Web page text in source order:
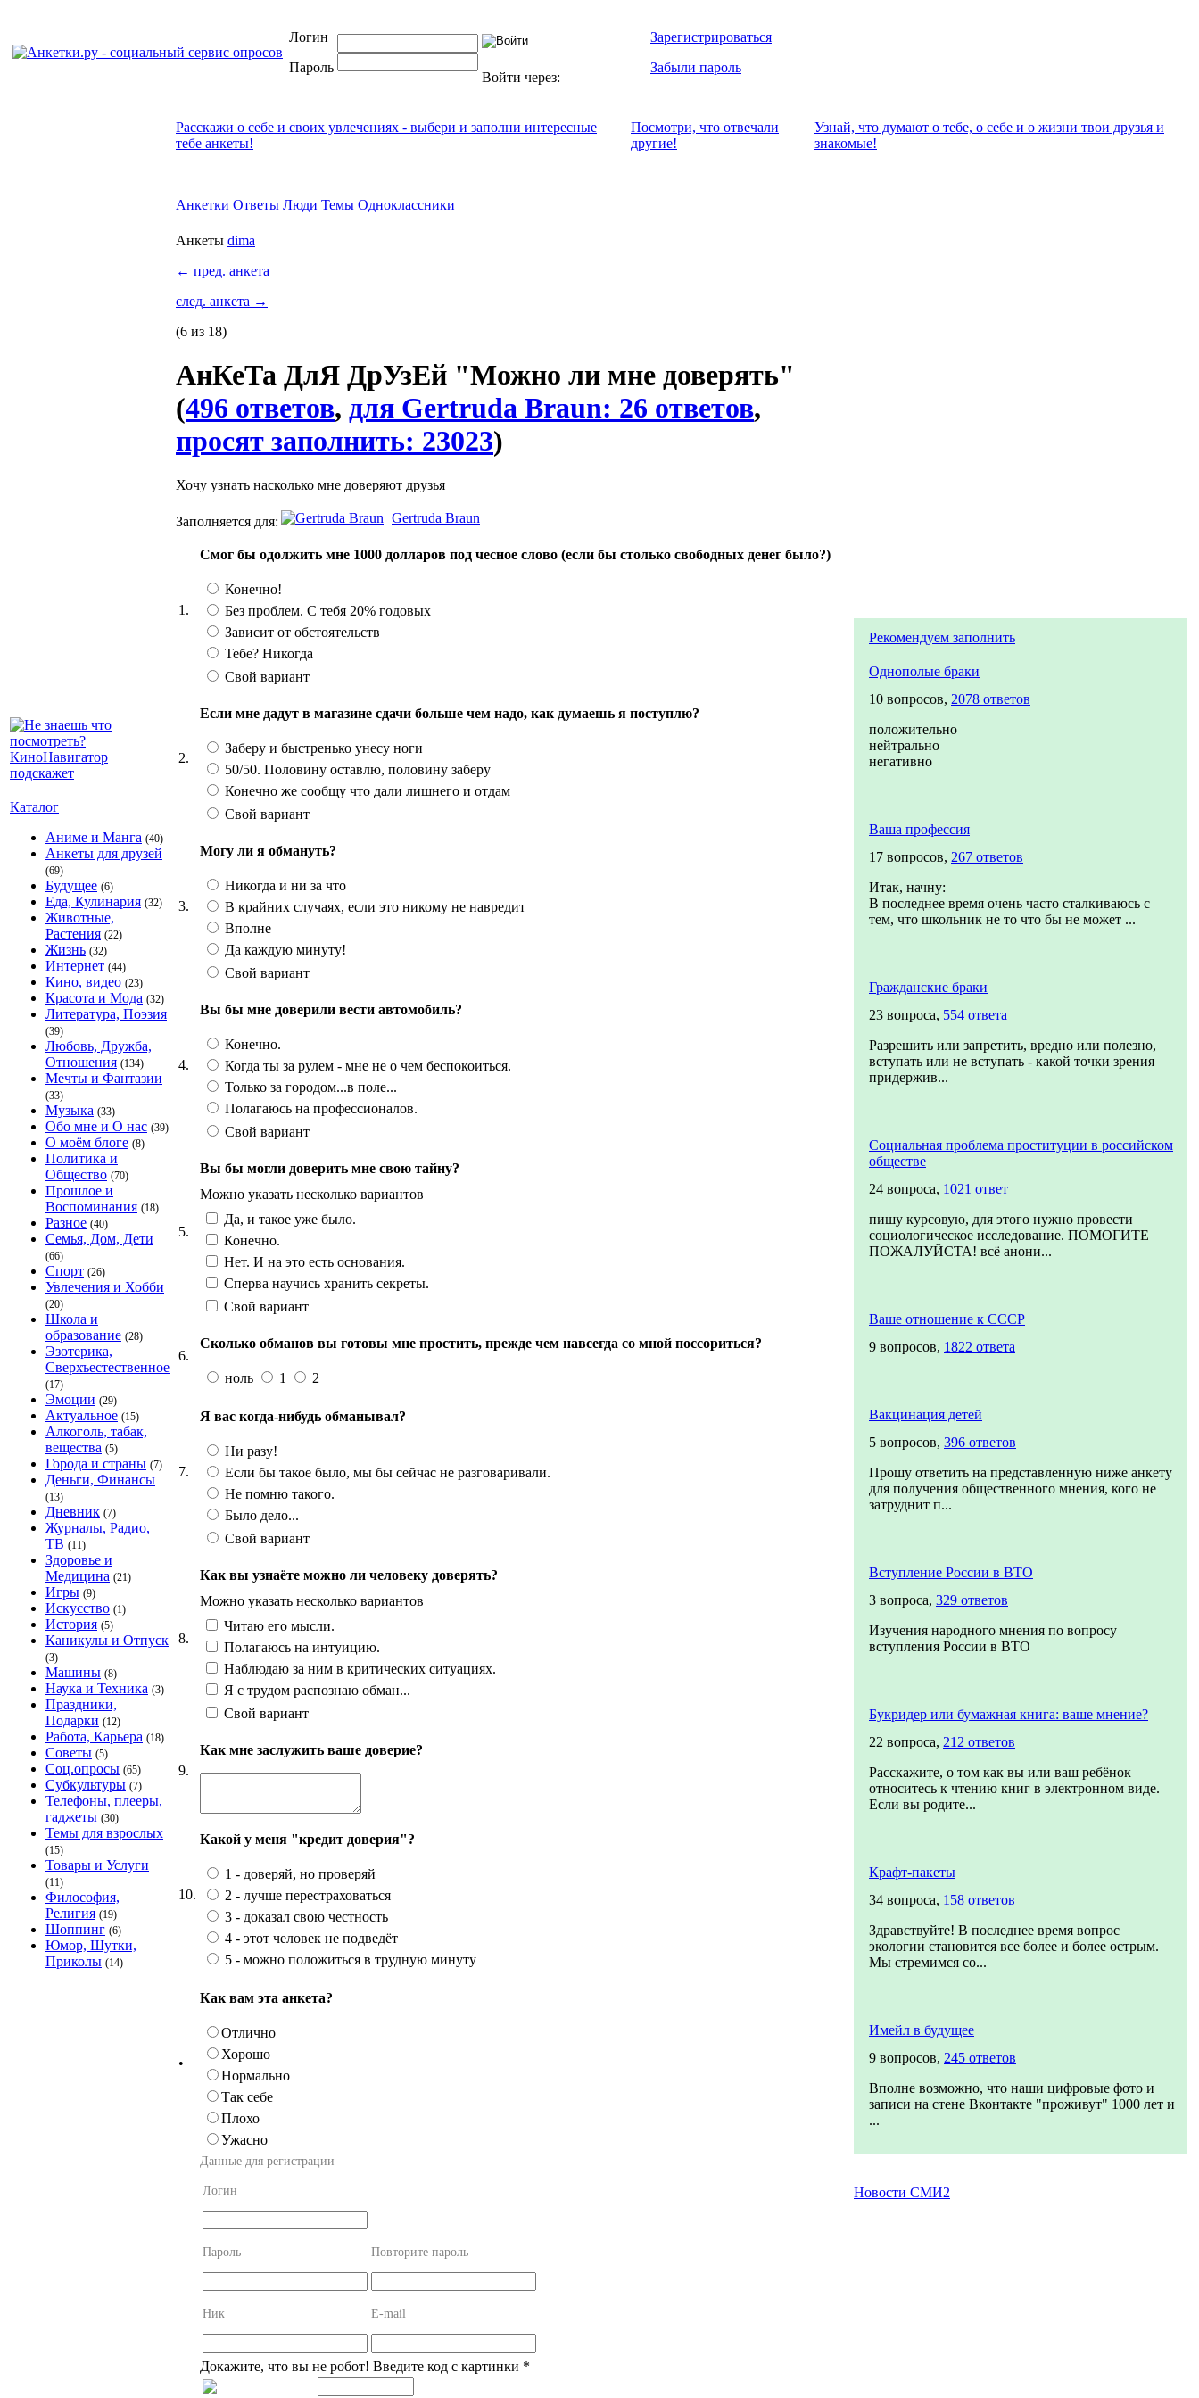
Логин
Пароль
Войти через:
Зарегистрироваться
Забыли пароль
Каталог
Аниме и Манга (40)
Анкеты для друзей
(69)
Будущее (6)
Еда, Кулинария (32)
Животные,
Растения (22)
Жизнь (32)
Интернет (44)
Кино, видео (23)
Красота и Мода (32)
Литература, Поэзия
(39)
Любовь, Дружба,
Отношения (134)
Мечты и Фантазии
(33)
Музыка (33)
Обо мне и О нас (39)
О моём блоге (8)
Политика и
Общество (70)
Прошлое и
Воспоминания (18)
Разное (40)
Семья, Дом, Дети
(66)
Спорт (26)
Увлечения и Хобби
(20)
Школа и
образование (28)
Эзотерика,
Сверхъестественное
(17)
Эмоции (29)
Актуальное (15)
Алкоголь, табак,
вещества (5)
Города и страны (7)
Деньги, Финансы
(13)
Дневник (7)
Журналы, Радио,
ТВ (11)
Здоровье и
Медицина (21)
Игры (9)
Искусство (1)
История (5)
Каникулы и Отпуск
(3)
Машины (8)
Наука и Техника (3)
Праздники,
Подарки (12)
Работа, Карьера (18)
Советы (5)
Соц.опросы (65)
Субкультуры (7)
Телефоны, плееры,
гаджеты (30)
Темы для взрослых
(15)
Товары и Услуги
(11)
Философия,
Религия (19)
Шоппинг (6)
Юмор, Шутки,
Приколы (14)
Расскажи о себе и своих увлечениях - выбери и заполни интересные
тебе анкеты!
Посмотри, что отвeчали
другие!
Узнай, что думают о тебе, о себе и о жизни твои друзья и
знакомые!
Анкетки Ответы Люди Темы Одноклассники
Анкеты dima
← пред. анкета
след. анкета →
(6 из 18)
АнКеТа ДлЯ ДрУзЕй "Можно ли мне доверять"
(496 ответов, для Gertruda Braun: 26 ответов,
просят заполнить: 23023)
Хочу узнать насколько мне доверяют друзья
Заполняется для: Gertruda Braun
1.
Смог бы одолжить мне 1000 долларов под чесное слово (если бы столько свободных денег было?)
Конечно!
Без проблем. С тебя 20% годовых
Зависит от обстоятельств
Тебе? Никогда
Свой вариант
2.
Если мне дадут в магазине сдачи больше чем надо, как думаешь я поступлю?
Заберу и быстренько унесу ноги
50/50. Половину оставлю, половину заберу
Конечно же сообщу что дали лишнего и отдам
Свой вариант
3.
Могу ли я обмануть?
Никогда и ни за что
В крайних случаях, если это никому не навредит
Вполне
Да каждую минуту!
Свой вариант
4.
Вы бы мне доверили вести автомобиль?
Конечно.
Когда ты за рулем - мне не о чем беспокоиться.
Только за городом...в поле...
Полагаюсь на профессионалов.
Свой вариант
5.
Вы бы могли доверить мне свою тайну?
Можно указать несколько вариантов
Да, и такое уже было.
Конечно.
Нет. И на это есть основания.
Сперва научись хранить секреты.
Свой вариант
6.
Сколько обманов вы готовы мне простить, прежде чем навсегда со мной поссориться?
ноль 1 2
7.
Я вас когда-нибудь обманывал?
Ни разу!
Если бы такое было, мы бы сейчас не разговаривали.
Не помню такого.
Было дело...
Свой вариант
8.
Как вы узнаёте можно ли человеку доверять?
Можно указать несколько вариантов
Читаю его мысли.
Полагаюсь на интуицию.
Наблюдаю за ним в критических ситуациях.
Я с трудом распознаю обман...
Свой вариант
9.
Как мне заслужить ваше доверие?
10.
Какой у меня "кредит доверия"?
1 - доверяй, но проверяй
2 - лучше перестраховаться
3 - доказал свою честность
4 - этот человек не подведёт
5 - можно положиться в трудную минуту
•
Как вам эта анкета?
Отлично
Хорошо
Нормально
Так себе
Плохо
Ужасно
Данные для регистрации
Логин
Пароль Повторите пароль
Ник E-mail
Докажите, что вы не робот! Введите код с картинки *
Рекомендуем заполнить
Однополые браки
10 вопросов, 2078 ответов
положительно
нейтрально
негативно
Ваша профессия
17 вопросов, 267 ответов
Итак, начну:
В последнее время очень часто сталкиваюсь с
тем, что школьник не то что бы не может ...
Гражданские браки
23 вопроса, 554 ответа
Разрешить или запретить, вредно или полезно,
вступать или не вступать - какой точки зрения
придержив...
Социальная проблема проституции в российском
обществе
24 вопроса, 1021 ответ
пишу курсовую, для этого нужно провести
социологическое исследование. ПОМОГИТЕ
ПОЖАЛУЙСТА! всё анони...
Ваше отношение к СССР
9 вопросов, 1822 ответа
Вакцинация детей
5 вопросов, 396 ответов
Прошу ответить на представленную ниже анкету
для получения общественного мнения, кого не
затруднит п...
Вступление России в ВТО
3 вопроса, 329 ответов
Изучения народного мнения по вопросу
вступления России в ВТО
Букридер или бумажная книга: ваше мнение?
22 вопроса, 212 ответов
Расскажите, о том как вы или ваш ребёнок
относитесь к чтению книг в электронном виде.
Если вы родите...
Крафт-пакеты
34 вопроса, 158 ответов
Здравствуйте! В последнее время вопрос
экологии становится все более и более острым.
Мы стремимся со...
Имейл в будущее
9 вопросов, 245 ответов
Вполне возможно, что наши цифровые фото и
записи на стене Вконтакте "проживут" 1000 лет и
...
Новости СМИ2